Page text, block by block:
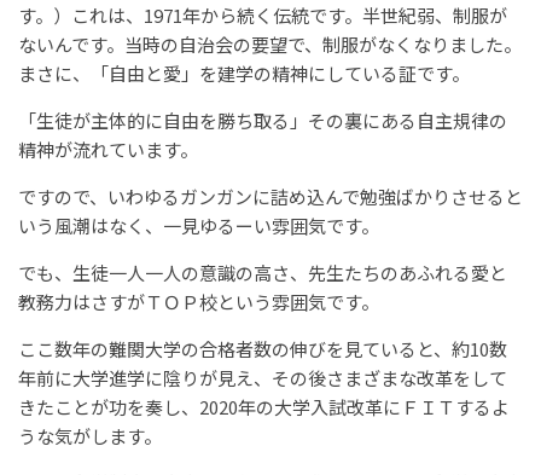
す。）これは、1971年から続く伝統です。半世紀弱、制服が
ないんです。当時の自治会の要望で、制服がなくなりました。
まさに、「自由と愛」を建学の精神にしている証です。
「生徒が主体的に自由を勝ち取る」その裏にある自主規律の
精神が流れています。
ですので、いわゆるガンガンに詰め込んで勉強ばかりさせると
いう風潮はなく、一見ゆるーい雰囲気です。
でも、生徒一人一人の意識の高さ、先生たちのあふれる愛と
教務力はさすがＴＯＰ校という雰囲気です。
ここ数年の難関大学の合格者数の伸びを見ていると、約10数
年前に大学進学に陰りが見え、その後さまざまな改革をして
きたことが功を奏し、2020年の大学入試改革にＦＩＴするよ
うな気がします。